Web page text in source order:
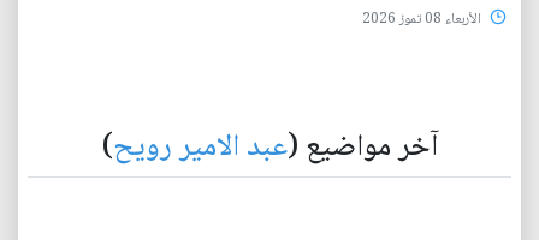
الأربعاء 08 تموز 2026
آخر مواضيع (عبد الامير رويح)